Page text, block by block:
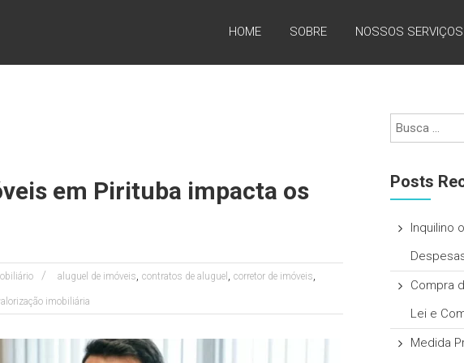
HOME SOBRE NOSSOS SERVIÇOS
em Pirituba impacta os
aluguel de imóveis, contratos de aluguel , corretor de imóveis,
imobiliária
Posts
Inquilino
Compra
Lei e
Medida